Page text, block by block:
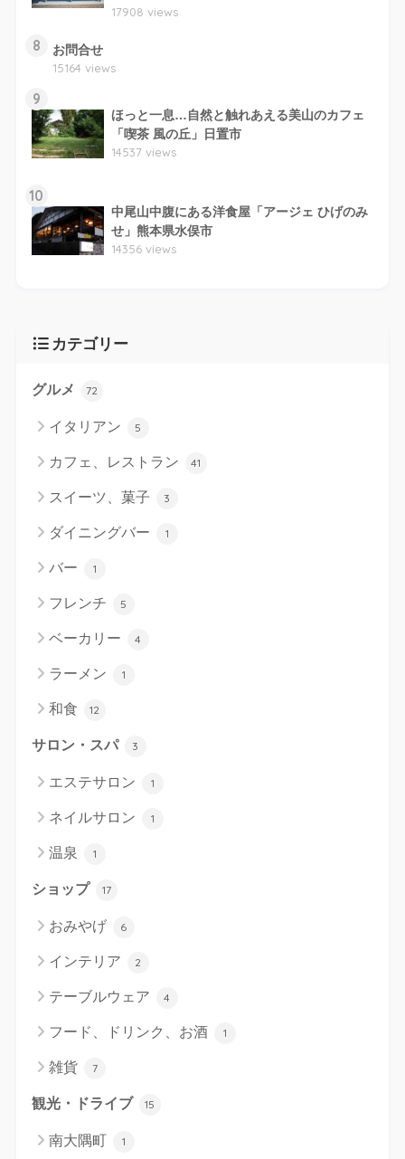
17908 views
8
お問合せ
15164 views
9
ほっと一息…自然と触れあえる美山のカフェ
「喫茶 風の丘」日置市
14537 views
10
中尾山中腹にある洋食屋「アージェ ひげのみ
せ」熊本県水俣市
14356 views
カテゴリー
グルメ 72
イタリアン 5
カフェ、レストラン 41
スイーツ、菓子 3
ダイニングバー 1
バー 1
フレンチ 5
ベーカリー 4
ラーメン 1
和食 12
サロン・スパ 3
エステサロン 1
ネイルサロン 1
温泉 1
ショップ 17
おみやげ 6
インテリア 2
テーブルウェア 4
フード、ドリンク、お酒 1
雑貨 7
観光・ドライブ 15
南大隅町 1